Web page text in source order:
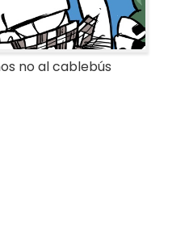
no al cablebús